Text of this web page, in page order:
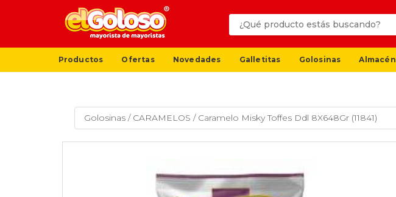
Productos Ofertas Novedades Galletitas Golosinas Almacén
Golosinas / CARAMELOS / Caramelo Misky Toffes Ddl 8X648Gr (11841)